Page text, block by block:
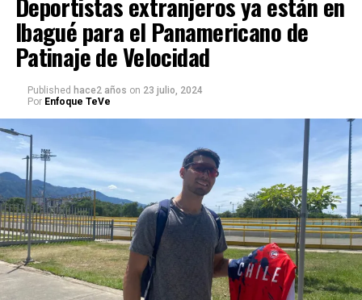
Ibagué para el Panamericano de
Patinaje de Velocidad
Published hace2 años on 23 julio, 2024
Por Enfoque TeVe